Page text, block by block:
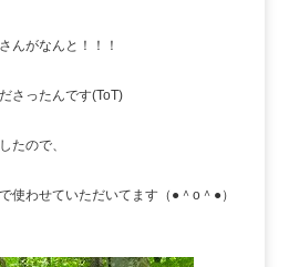
んがなんと！！！
さったんです(ToT)
たので、
使わせていただいてます（●＾o＾●）